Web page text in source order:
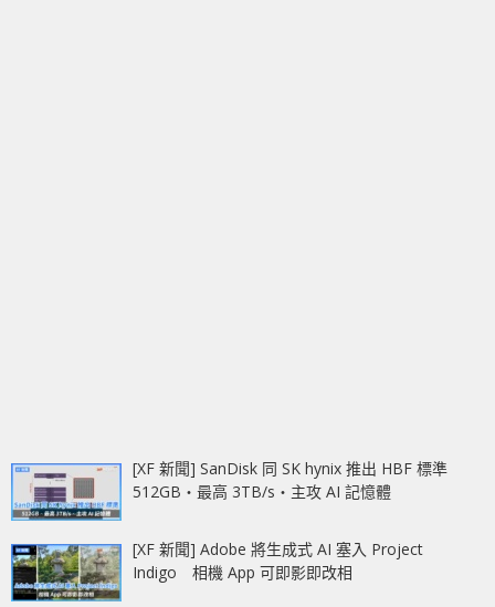
[XF 新聞] SanDisk 同 SK hynix 推出 HBF 標準
512GB‧最高 3TB/s‧主攻 AI 記憶體
[XF 新聞] Adobe 將生成式 AI 塞入 Project
Indigo 相機 App 可即影即改相